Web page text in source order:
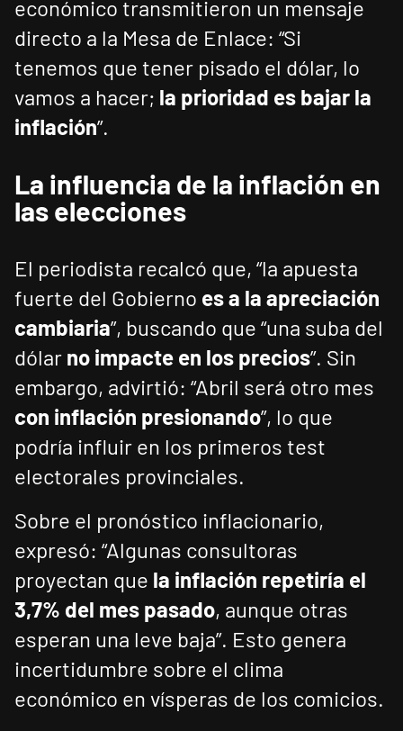
económico transmitieron un mensaje
directo a la Mesa de Enlace: “Si
tenemos que tener pisado el dólar, lo
vamos a hacer; la prioridad es bajar la
inflación”.
La influencia de la inflación en
las elecciones
El periodista recalcó que, “la apuesta
fuerte del Gobierno es a la apreciación
cambiaria”, buscando que “una suba del
dólar no impacte en los precios”. Sin
embargo, advirtió: “Abril será otro mes
con inflación presionando”, lo que
podría influir en los primeros test
electorales provinciales.
Sobre el pronóstico inflacionario,
expresó: “Algunas consultoras
proyectan que la inflación repetiría el
3,7% del mes pasado, aunque otras
esperan una leve baja”. Esto genera
incertidumbre sobre el clima
económico en vísperas de los comicios.